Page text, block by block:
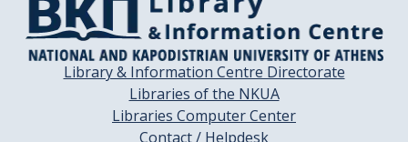
Library & Information Centre Directorate
Libraries of the NKUA
Libraries Computer Center
Contact / Helpdesk